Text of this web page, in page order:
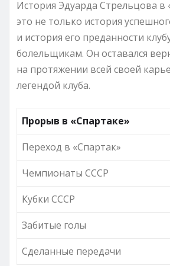
История Эдуарда Стрельцова в
это не только история
и история его преданности
болельщикам. Он оставался
на протяжении всей своей
легендой клуба.
Прорыв в «Спартаке»
Переход в «Спартак»
Чемпионаты СССР
Кубки СССР
Забитые голы
Сделанные передачи